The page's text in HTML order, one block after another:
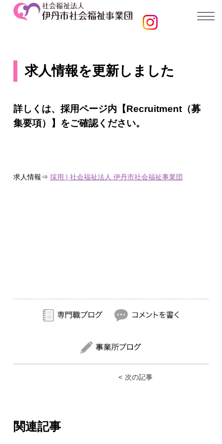
求人情報を更新しました
詳しくは、採用ページ内【Recruitment（募
集要項）】をご確認ください。
求人情報⇒ 採用 | 社会福祉法人 伊丹市社会福祉事業団
次の記事
関連記事